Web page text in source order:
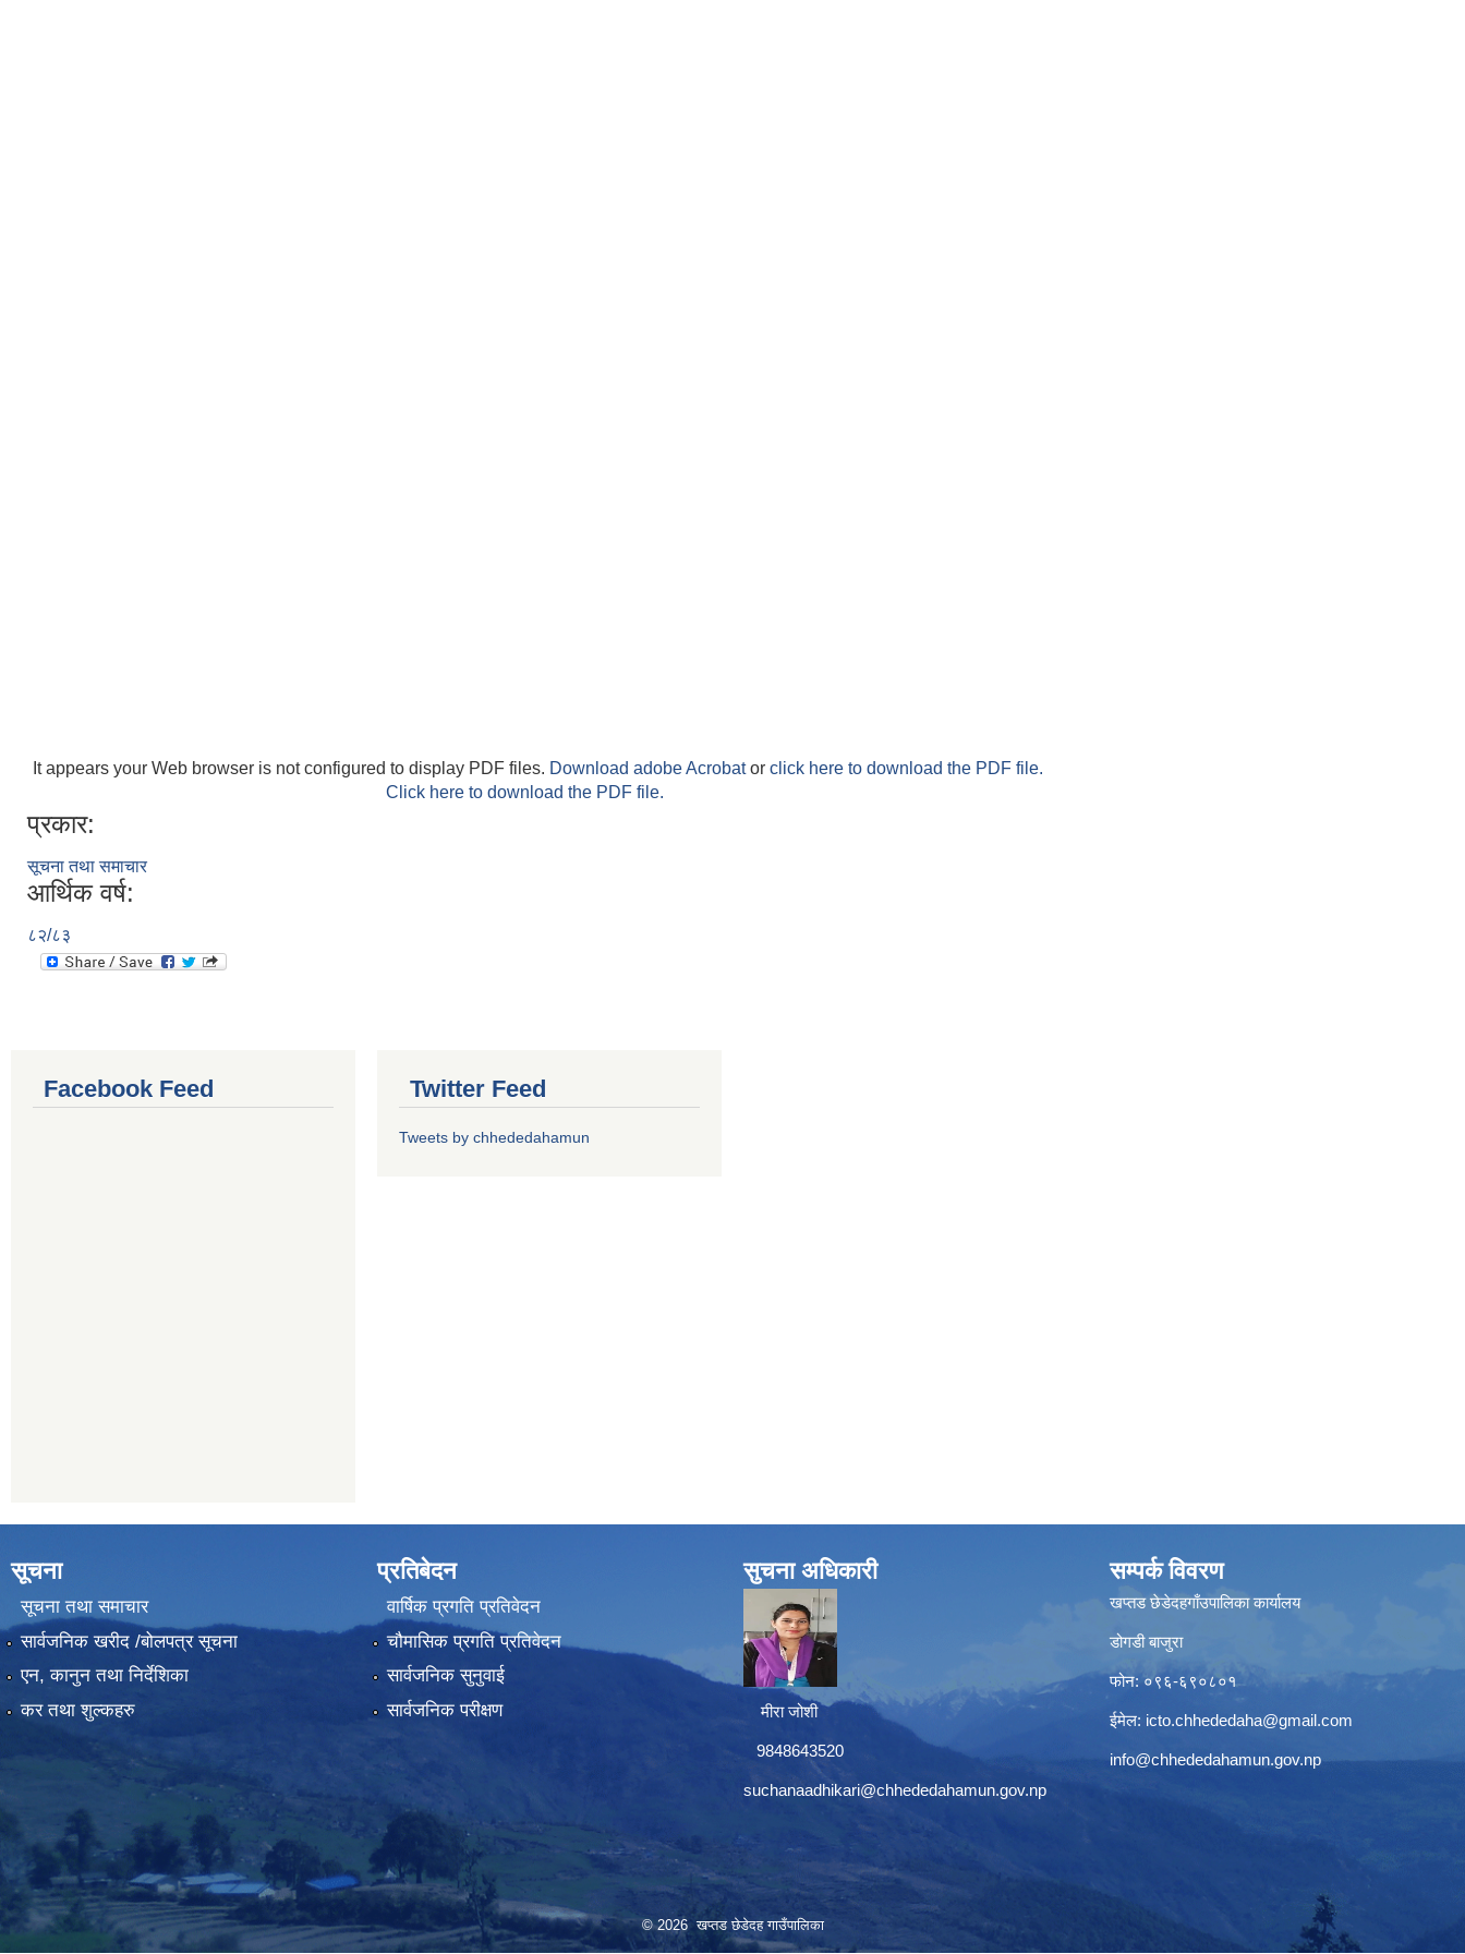
It appears your Web browser is not configured to display PDF files. Download adobe Acrobator click here to download the PDF file.
Click here to download the PDF file.
प्रकार:
सूचना तथा समाचार
आर्थिक वर्ष:
८२/८३
Facebook Feed Twitter Feed
Tweets by chhededahamun
सूचना
सूचना तथा समाचार
सार्वजनिक खरीद /बोलपत्र सूचना
एन, कानुन तथा निर्देशिका
कर तथा शुल्कहरु
प्रतिबेदन
वार्षिक प्रगति प्रतिवेदन
चौमासिक प्रगति प्रतिवेदन
सार्वजनिक सुनुवाई
सार्वजनिक परीक्षण
सुचना अधिकारी
मीरा जोशी
9848643520
suchanaadhikari@chhededahamun.gov.np
सम्पर्क विवरण
खप्तड छेडेदहगाँउपालिका कार्यालय
डोगडी बाजुरा
फोन: ०९६-६९०८०१
ईमेल: icto.chhededaha@gmail.com
info@chhededahamun.gov.np
© 2026 खप्तड छेडेदह गाउँपालिका